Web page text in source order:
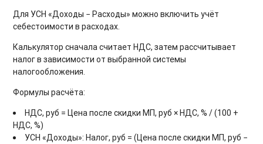
Для УСН «Доходы − Расходы» можно включить учёт
себестоимости в расходах.
Калькулятор сначала считает НДС, затем рассчитывает
налог в зависимости от выбранной системы
налогообложения.
Формулы расчёта:
НДС, руб = Цена после скидки МП, руб × НДС, % / (100 +
НДС, %)
УСН «Доходы»: Налог, руб = (Цена после скидки МП, руб −